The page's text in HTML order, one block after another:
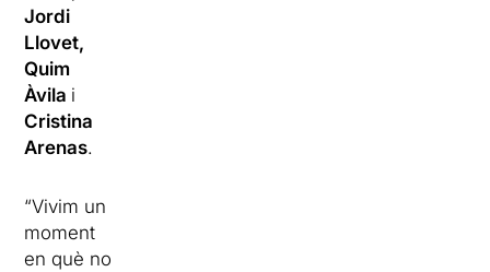
Jordi
Llovet,
Quim
Àvila i
Cristina
Arenas.
“Vivim un
moment
en què no